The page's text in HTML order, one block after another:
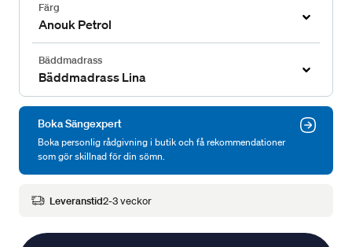
Färg
Anouk Petrol
Bäddmadrass
Bäddmadrass Lina
Boka Sängexpert
Boka personlig rådgivning i butik och få rekommendationer
som gör skillnad för din sömn.
Leveranstid2-3 veckor